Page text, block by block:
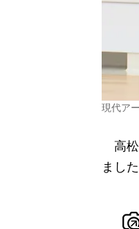
現代ア
高松
ました